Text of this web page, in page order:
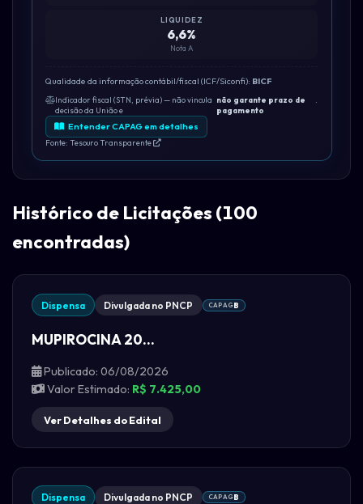
LIQUIDEZ
6,6%
Nota A
Qualidade da informação contábil/fiscal (ICF/Siconfi): BICF
Indicador fiscal (STN, prévia) — não vincula
decisão da União e
não garante prazo de
pagamento
.
Entender CAPAG em detalhes
Fonte: Tesouro Transparente
Histórico de Licitações (100
encontradas)
Dispensa Divulgada no PNCP CAPAGB
MUPIROCINA 20...
Publicado: 06/08/2026
Valor Estimado: R$ 7.425,00
Ver Detalhes do Edital
Dispensa Divulgada no PNCP CAPAGB